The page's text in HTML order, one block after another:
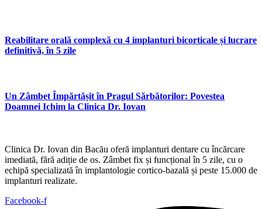
Reabilitare orală complexă cu 4 implanturi bicorticale și lucrare
definitivă, în 5 zile
Un Zâmbet Împărtășit în Pragul Sărbătorilor: Povestea
Doamnei Ichim la Clinica Dr. Iovan
Clinica Dr. Iovan din Bacău oferă implanturi dentare cu încărcare
imediată, fără adiție de os. Zâmbet fix și funcțional în 5 zile, cu o
echipă specializată în implantologie cortico-bazală și peste 15.000 de
implanturi realizate.
Facebook-f